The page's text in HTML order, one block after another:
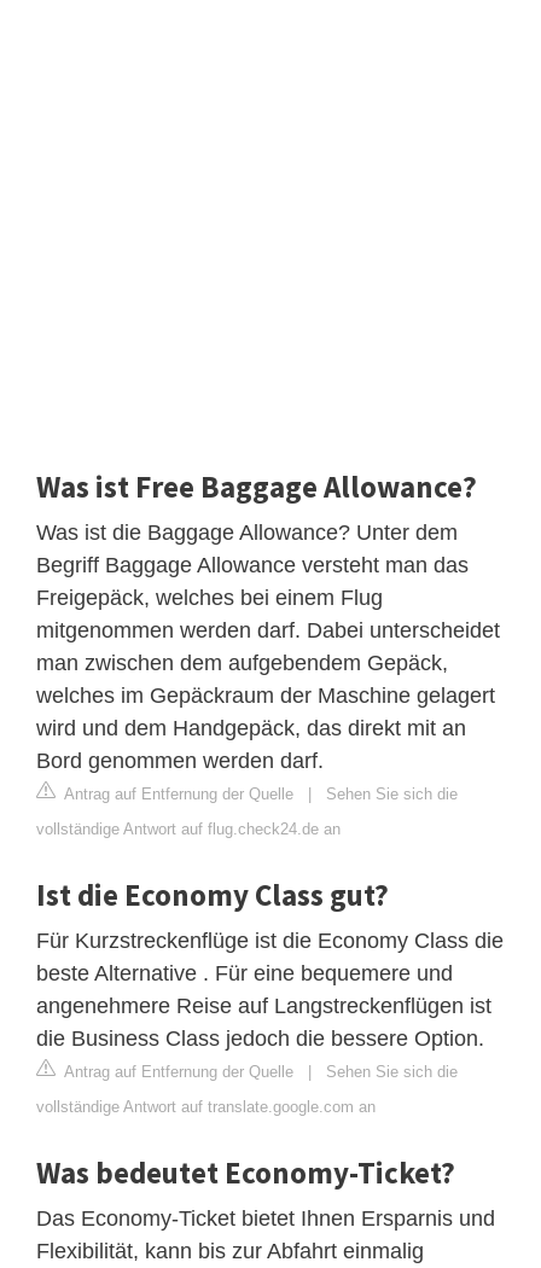
Was ist Free Baggage Allowance?
Was ist die Baggage Allowance? Unter dem
Begriff Baggage Allowance versteht man das
Freigepäck, welches bei einem Flug
mitgenommen werden darf. Dabei unterscheidet
man zwischen dem aufgebendem Gepäck,
welches im Gepäckraum der Maschine gelagert
wird und dem Handgepäck, das direkt mit an
Bord genommen werden darf.
Antrag auf Entfernung der Quelle | Sehen Sie sich die
vollständige Antwort auf flug.check24.de an
Ist die Economy Class gut?
Für Kurzstreckenflüge ist die Economy Class die
beste Alternative . Für eine bequemere und
angenehmere Reise auf Langstreckenflügen ist
die Business Class jedoch die bessere Option.
Antrag auf Entfernung der Quelle | Sehen Sie sich die
vollständige Antwort auf translate.google.com an
Was bedeutet Economy-Ticket?
Das Economy-Ticket bietet Ihnen Ersparnis und
Flexibilität, kann bis zur Abfahrt einmalig